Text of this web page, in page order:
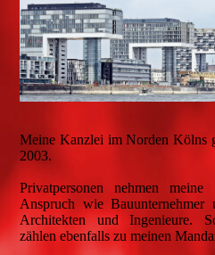
Meine Kanzlei im Norden Kölns
2003.
Privatpersonen nehmen
Anspruch wie Bauunternehmer
Architekten und Ingenieure.
zählen ebenfalls zu meinen